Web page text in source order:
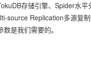
存储引擎、Spider水
source Replication多源复
是我们需要的。